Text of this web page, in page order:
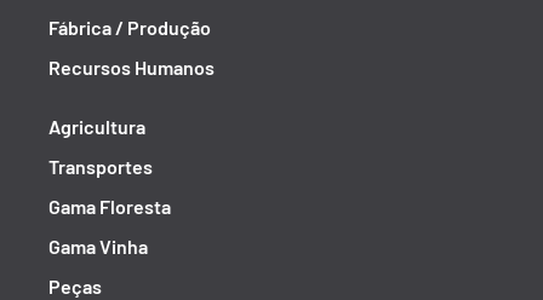
Fábrica / Produção
Recursos Humanos
Agricultura
Transportes
Gama Floresta
Gama Vinha
Peças